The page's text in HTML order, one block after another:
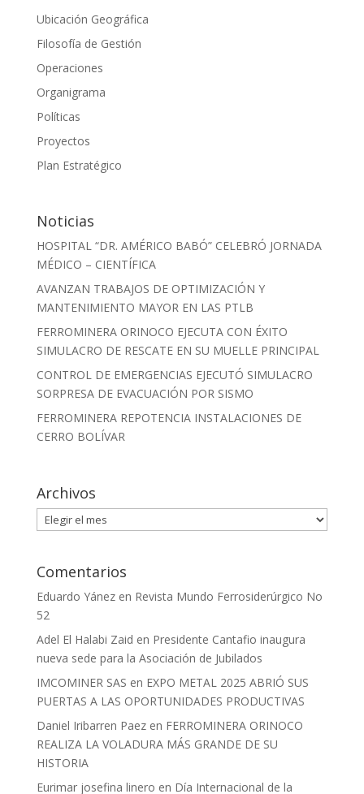
Ubicación Geográfica
Filosofía de Gestión
Operaciones
Organigrama
Políticas
Proyectos
Plan Estratégico
Noticias
HOSPITAL “DR. AMÉRICO BABÓ” CELEBRÓ JORNADA
MÉDICO – CIENTÍFICA
AVANZAN TRABAJOS DE OPTIMIZACIÓN Y
MANTENIMIENTO MAYOR EN LAS PTLB
FERROMINERA ORINOCO EJECUTA CON ÉXITO
SIMULACRO DE RESCATE EN SU MUELLE PRINCIPAL
CONTROL DE EMERGENCIAS EJECUTÓ SIMULACRO
SORPRESA DE EVACUACIÓN POR SISMO
FERROMINERA REPOTENCIA INSTALACIONES DE
CERRO BOLÍVAR
Archivos
Archivos
Comentarios
Eduardo Yánezen Revista Mundo Ferrosiderúrgico No
52
Adel El Halabi Zaid en Presidente Cantafio inaugura
nueva sede para la Asociación de Jubilados
IMCOMINER SAS en EXPO METAL 2025 ABRIÓ SUS
PUERTAS A LAS OPORTUNIDADES PRODUCTIVAS
Daniel Iribarren Paezen FERROMINERA ORINOCO
REALIZA LA VOLADURA MÁS GRANDE DE SU
HISTORIA
Eurimar josefina linero en Día Internacional de la